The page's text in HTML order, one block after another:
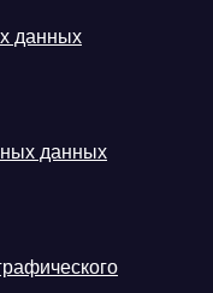
данных
данных